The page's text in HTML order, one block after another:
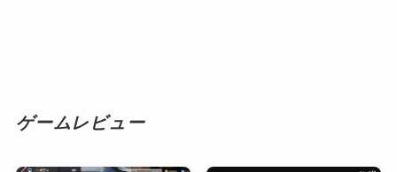
ゲームレビュー